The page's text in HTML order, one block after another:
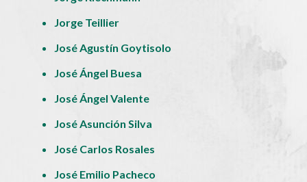
Jorge Teillier
José Agustín Goytisolo
José Ángel Buesa
José Ángel Valente
José Asunción Silva
José Carlos Rosales
José Emilio Pacheco